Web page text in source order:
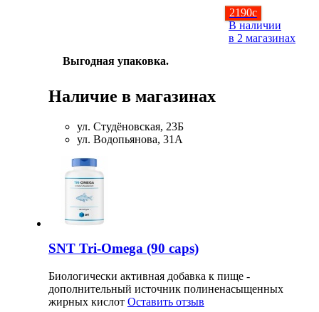
2190c
В наличии
в 2 магазинах
Выгодная упаковка.
Наличие в магазинах
ул. Студёновская, 23Б
ул. Водопьянова, 31А
SNT Tri-Omega (90 caps)
Биологически активная добавка к пище -
дополнительный источник полиненасыщенных
жирных кислот Оставить отзыв